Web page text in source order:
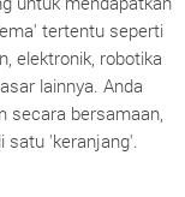
tertentu seperti
elektronik, robotika
lainnya. Anda
secara bersamaan,
satu 'keranjang'.